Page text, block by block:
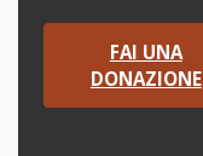
FAI UNA
DONAZIONE